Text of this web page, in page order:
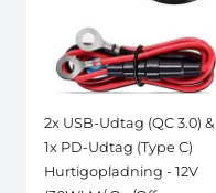
2x USB-Udtag (QC 3.0) &
1x PD-Udtag (Type C)
Hurtigopladning - 12V